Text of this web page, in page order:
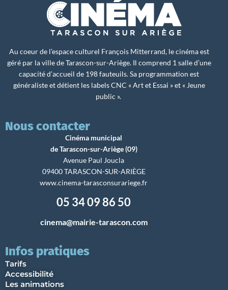
Au coeur de l’espace culturel François Mitterrand, le cinéma est
géré par la ville de Tarascon-sur-Ariège. Il comprend 1 salle d’une
capacité d’accueil de 198 fauteuils. Sa programmation est
généraliste et détient les labels CNC « Art et Essai » et « Jeune
public ».
Nous contacter
Cinéma municipal
de Tarascon-sur-Ariège (09)
Avenue Paul Joucla
09400 TARASCON-SUR-ARIÈGE
www.cinema-tarasconsurariege.fr
05 34 09 86 50
cinema@mairie-tarascon.com
Infos pratiques
Tarifs
Accessibilité
Les animations